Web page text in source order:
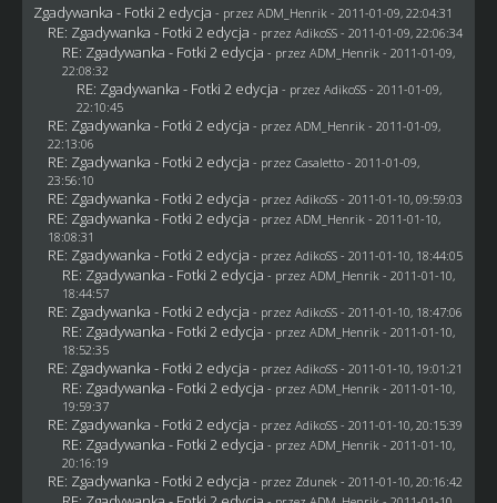
Zgadywanka - Fotki 2 edycja - przez ADM_Henrik - 2011-01-09, 22:04:31
RE: Zgadywanka - Fotki 2 edycja - przez AdikoSS - 2011-01-09, 22:06:34
RE: Zgadywanka - Fotki 2 edycja - przez ADM_Henrik - 2011-01-09,
22:08:32
RE: Zgadywanka - Fotki 2 edycja - przez AdikoSS - 2011-01-09,
22:10:45
RE: Zgadywanka - Fotki 2 edycja - przez ADM_Henrik - 2011-01-09,
22:13:06
RE: Zgadywanka - Fotki 2 edycja - przez Casaletto- 2011-01-09,
23:56:10
RE: Zgadywanka - Fotki 2 edycja - przez AdikoSS - 2011-01-10, 09:59:03
RE: Zgadywanka - Fotki 2 edycja - przez ADM_Henrik - 2011-01-10,
18:08:31
RE: Zgadywanka - Fotki 2 edycja - przez AdikoSS - 2011-01-10, 18:44:05
RE: Zgadywanka - Fotki 2 edycja - przez ADM_Henrik - 2011-01-10,
18:44:57
RE: Zgadywanka - Fotki 2 edycja - przez AdikoSS - 2011-01-10, 18:47:06
RE: Zgadywanka - Fotki 2 edycja - przez ADM_Henrik - 2011-01-10,
18:52:35
RE: Zgadywanka - Fotki 2 edycja - przez AdikoSS - 2011-01-10, 19:01:21
RE: Zgadywanka - Fotki 2 edycja - przez ADM_Henrik - 2011-01-10,
19:59:37
RE: Zgadywanka - Fotki 2 edycja - przez AdikoSS - 2011-01-10, 20:15:39
RE: Zgadywanka - Fotki 2 edycja - przez ADM_Henrik - 2011-01-10,
20:16:19
RE: Zgadywanka - Fotki 2 edycja - przez Zdunek - 2011-01-10, 20:16:42